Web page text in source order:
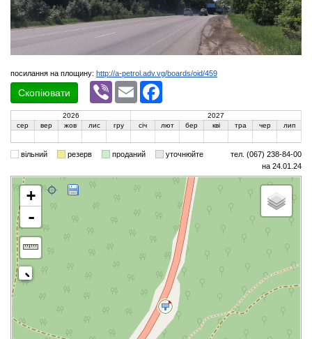
посилання на площину: http://a-petrol.adv.vg/boards/oid/459
Скопіювати
Viber Email
2026
2027
сер
вер жов лис гру січ лют бер кві тра чер лип
вільний резерв проданий уточнюйте
тел. (067) 238-84-00
на 24.01.24
+
-